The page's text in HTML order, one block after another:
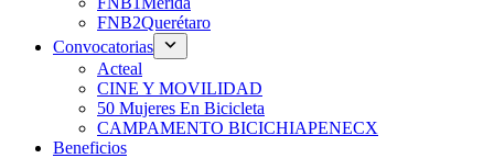
FNB2Querétaro
Convocatorias
Acteal
CINE Y MOVILIDAD
50 Mujeres En Bicicleta
CAMPAMENTO BICICHIAPENECX
Beneficios